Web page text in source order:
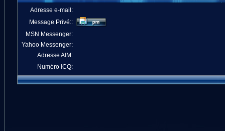
Adresse e-mail:
Message Privé::
MSN Messenger:
Yahoo Messenger:
Adresse AIM:
Numéro ICQ: